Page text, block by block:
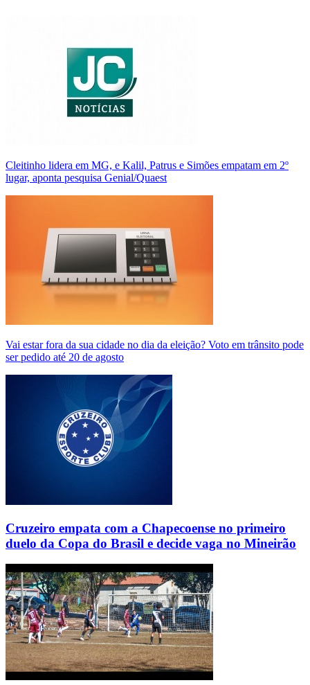
Cleitinho lidera em MG, e Kalil, Patrus e Simões empatam em 2º
lugar, aponta pesquisa Genial/Quaest
Vai estar fora da sua cidade no dia da eleição? Voto em trânsito pode
ser pedido até 20 de agosto
Cruzeiro empata com a Chapecoense no primeiro
duelo da Copa do Brasil e decide vaga no Mineirão